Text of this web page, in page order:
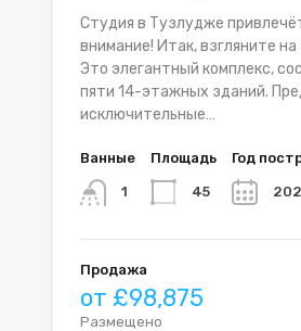
Студия в Тузлудже
внимание! Итак, взгляните на
Это элегантный комплекс,
пяти 14-этажных зданий.
исключительные…
Ванные
1
Площадь
45
Год
Продажа
от £98,875
Размещено